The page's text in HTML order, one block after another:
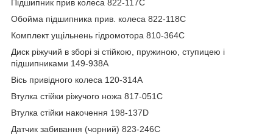
Підшипник прив колеса 822-117C
Обойма підшипника прив. колеса 822-118C
Комплект ущільнень гідромотора 810-364C
Диск ріжучий в зборі зі стійкою, пружиною, ступицею і
підшипниками 149-938A
Вісь привідного колеса 120-314A
Втулка стійки ріжучого ножа 817-051C
Втулка стійки накочення 198-137D
Датчик забивання (чорний) 823-246C